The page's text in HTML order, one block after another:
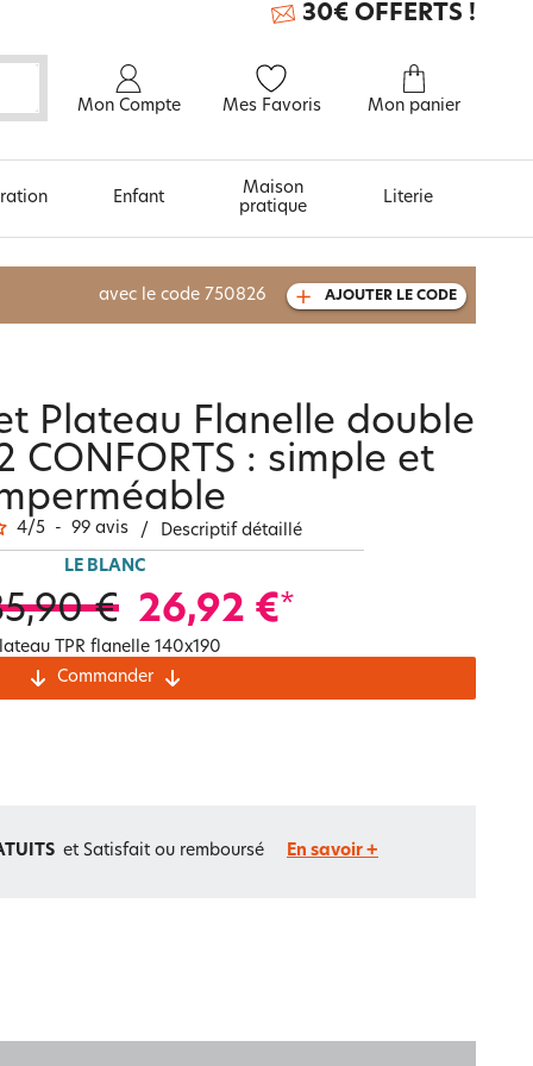
Mon Compte Mes Favoris Mon panier
30€ OFFERTS !
et
À découvrir aussi
Carte cadeau
Enfant
Maison
pratique
Literie
avec le code 750826 AJOUTER LE CODE
Plateau Flanelle double
CONFORTS : simple et
4/5 - 99 avis / Descriptif détaillé
LE BLANC
€ 26,92 €*
TPR flanelle 140x190
Commander
et Satisfait ou remboursé En savoir +